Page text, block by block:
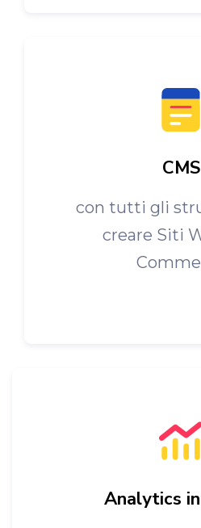
CMS
con tutti gli
creare Siti
Analytics